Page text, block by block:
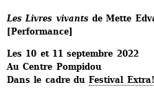
Les Livres vivantsde Mette
[Performance]
Les 10 et 11 septembre 2022
Au Centre Pompidou
Dans le cadre du Festival Extra!